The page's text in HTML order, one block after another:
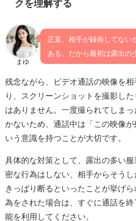
クを理解する
まゆ
正直、相手が録画してない
ある。だから最初は露出の
残念ながら、ビデオ通話の映像を
り、スクリーンショットを撮影し
はありません。一度撮られてしま
かないため、通話中は「この映像
いう意識を持つことが大切です。
具体的な対策として、露出の多い
密な行為はしない、相手からそう
きっぱり断るといったことが挙げ
為をされた場合は、すぐに通話を
能を利用してください。